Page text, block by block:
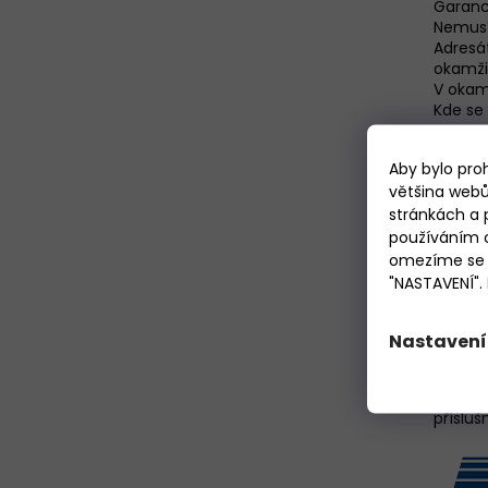
Aby bylo
většina
stránkách a
používáním
omezíme se
"NASTAVENÍ".
Nastavení
V
Kde
číslem
pro